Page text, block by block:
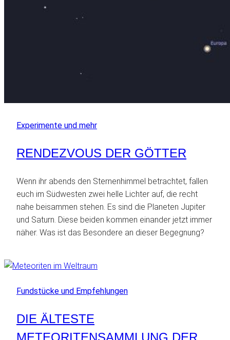
Experimente und mehr
RENDEZVOUS DER GÖTTER
Wenn ihr abends den Sternenhimmel betrachtet, fallen
euch im Südwesten zwei helle Lichter auf, die recht
nahe beisammen stehen. Es sind die Planeten Jupiter
und Saturn. Diese beiden kommen einander jetzt immer
näher. Was ist das Besondere an dieser Begegnung?
Fundstücke und Empfehlungen
DIE ÄLTESTE